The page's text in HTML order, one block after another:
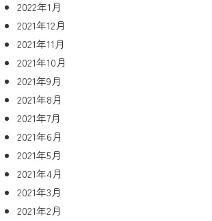
2022年1月
2021年12月
2021年11月
2021年10月
2021年9月
2021年8月
2021年7月
2021年6月
2021年5月
2021年4月
2021年3月
2021年2月